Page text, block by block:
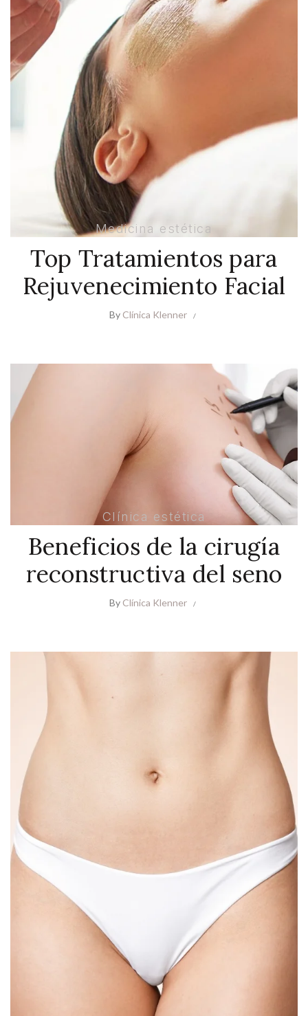
Medicina estética
Top Tratamientos para
Rejuvenecimiento Facial
By Clínica Klenner
Clínica estética
Beneficios de la cirugía
reconstructiva del seno
By Clínica Klenner